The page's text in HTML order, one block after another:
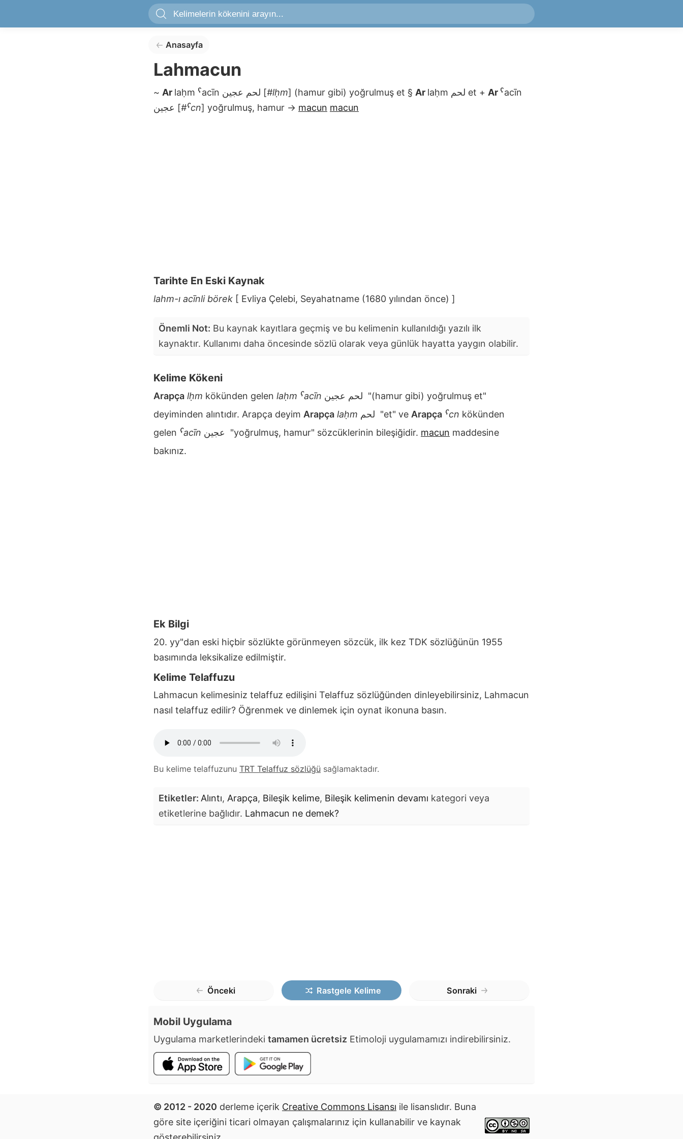
Anasayfa
Lahmacun
~ Ar laḥm ˁacīn [#lḥm] (hamur gibi) yoğrulmuş et § Ar laḥm et + Ar ˁacīn
[#ˁcn] yoğrulmuş, hamur → macun macun
Tarihte En Eski Kaynak
lahm-ı acīnli börek [ Evliya Çelebi, Seyahatname (1680 yılından önce) ]
Önemli Not: Bu kaynak kayıtlara geçmiş ve bu kelimenin kullanıldığı yazılı ilk
kaynaktır. Kullanımı daha öncesinde sözlü olarak veya günlük hayatta yaygın olabilir.
Kelime Kökeni
Arapça lḥm kökünden gelen laḥm ˁacīn
"(hamur gibi) yoğrulmuş et"
deyiminden alıntıdır. Arapça deyim Arapça laḥm "et" ve Arapça ˁcn kökünden
gelen ˁacīn "yoğrulmuş, hamur" sözcüklerinin bileşiğidir. macun maddesine
bakınız.
Ek Bilgi
20. yy"dan eski hiçbir sözlükte görünmeyen sözcük, ilk kez TDK sözlüğünün 1955
basımında leksikalize edilmiştir.
Kelime Telaffuzu
Lahmacun kelimesiniz telaffuz edilişini Telaffuz sözlüğünden dinleyebilirsiniz, Lahmacun
nasıl telaffuz edilir? Öğrenmek ve dinlemek için oynat ikonuna basın.
Bu kelime telaffuzunu TRT Telaffuz sözlüğü sağlamaktadır.
Etiketler: Alıntı, Arapça, Bileşik kelime, Bileşik kelimenin devamı kategori veya
etiketlerine bağlıdır. Lahmacun ne demek?
Önceki Rastgele Kelime Sonraki
Mobil Uygulama
Uygulama marketlerindeki tamamen ücretsiz Etimoloji uygulamamızı indirebilirsiniz.
© 2012 - 2020 derleme içerik Creative Commons Lisansı ile lisanslıdır. Buna
göre site içeriğini ticari olmayan çalışmalarınız için kullanabilir ve kaynak